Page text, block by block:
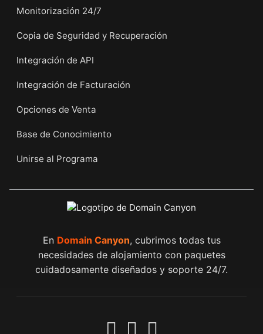
Monitorización 24/7
Copia de Seguridad y Recuperación
Integración de API
Integración de Facturación
Opciones de Venta
Base de Conocimiento
Unirse al Programa
En Domain Canyon, cubrimos todas tus
necesidades de alojamiento con paquetes
cuidadosamente diseñados y soporte 24/7.